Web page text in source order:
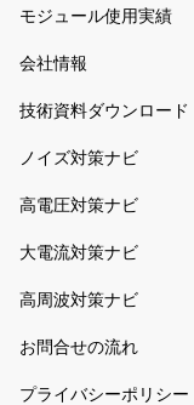
モジュール使用実績
会社情報
技術資料ダウンロード
ノイズ対策ナビ
高電圧対策ナビ
大電流対策ナビ
高周波対策ナビ
お問合せの流れ
プライバシーポリシー